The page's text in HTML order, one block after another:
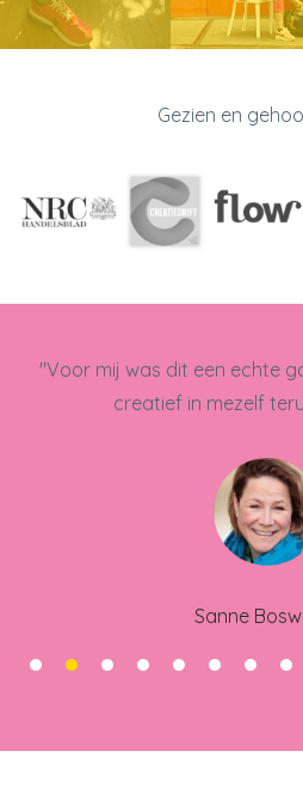
Gezien en
"Voor mij was dit een echte
creatief in mezelf
Sanne